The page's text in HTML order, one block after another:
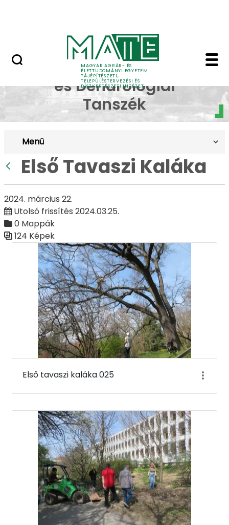
MAGYAR AGRÁR- ÉS
ÉLETTUDOMÁNYI EGYETEM
TÁJÉPÍTÉSZETI,
TELEPÜLÉSTERVEZÉSI ÉS
DÍSZKERTÉSZETI INTÉZET
Első Tavaszi Kaláka
Dísznövénytermesztési
és Dendrológiai
Tanszék
Menü
Első Tavaszi Kaláka
2024. március 22.
Utolsó frissítés 2024.03.25.
0 Mappák
124 Képek
Médiatár
Első tavaszi kaláka 025